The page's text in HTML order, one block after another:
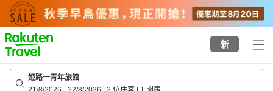
to
top
page
新
姫路一青年旅館